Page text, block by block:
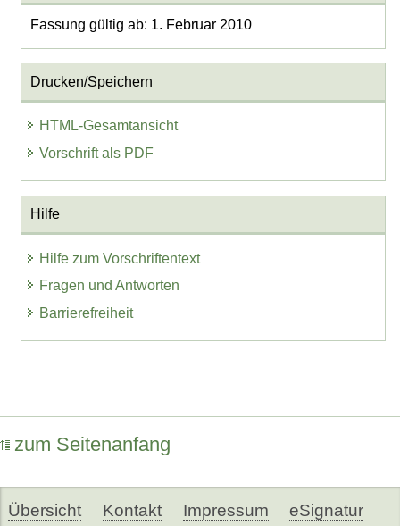
Fassung gültig ab: 1. Februar 2010
Drucken/Speichern
HTML-Gesamtansicht
Vorschrift als PDF
Hilfe
Hilfe zum Vorschriftentext
Fragen und Antworten
Barrierefreiheit
zum Seitenanfang
Übersicht Kontakt Impressum eSignatur